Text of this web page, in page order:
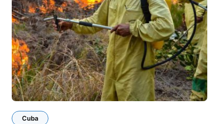
Cuba